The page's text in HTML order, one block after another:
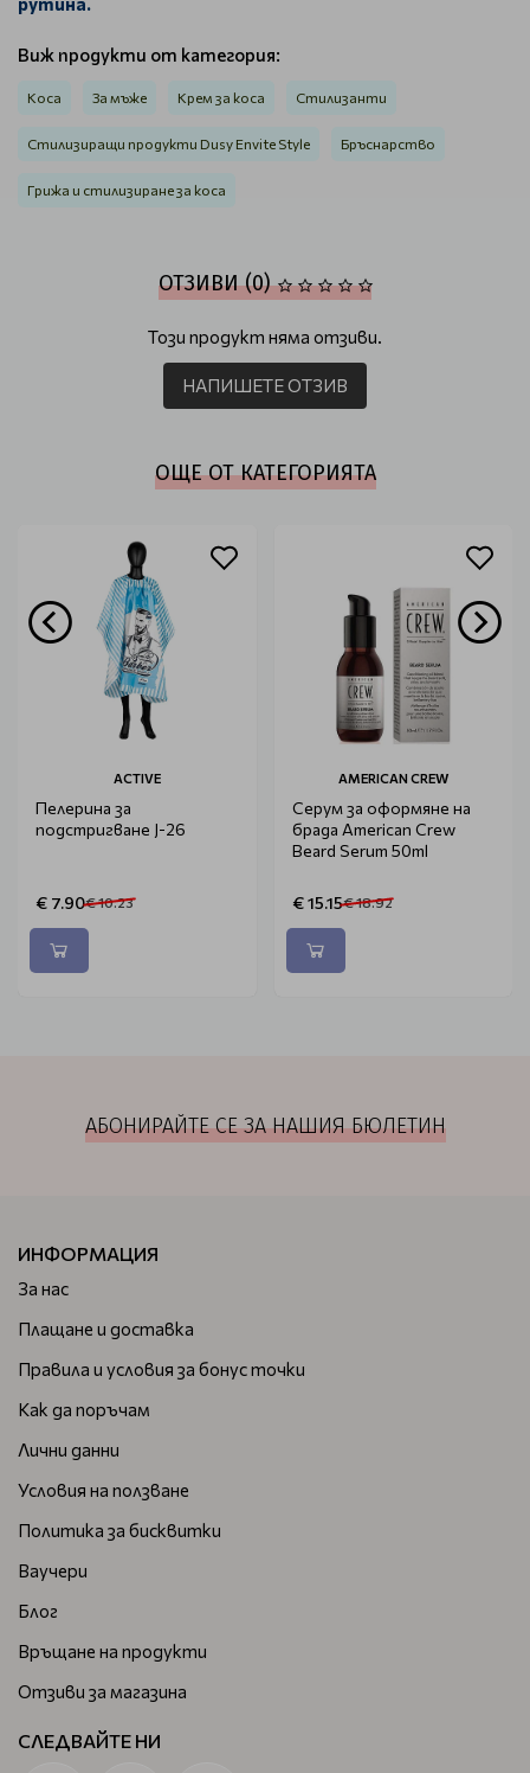
Виж продукти от категория:
Коса За мъже Крем за коса Стилизанти
Стилизиращи продукти Dusy Envite Style Бръснарство
Грижа и стилизиране за коса
ОТЗИВИ (0)
Този продукт няма отзиви.
НАПИШЕТЕ ОТЗИВ
ОЩЕ ОТ КАТЕГОРИЯТА
ACTIVE
Пелерина за
подстригване J-26
€ 7.90€ 10.23
AMERICAN CREW
Серум за оформяне на
брада American Crew
Beard Serum 50ml
€ 15.15€ 18.92
АБОНИРАЙТЕ СЕ ЗА НАШИЯ БЮЛЕТИН
ИНФОРМАЦИЯ
За нас
Плащане и доставка
Правила и условия за бонус точки
Как да поръчам
Лични данни
Условия на ползване
Политика за бисквитки
Ваучери
Блог
Връщане на продукти
Отзиви за магазина
СЛЕДВАЙТЕ НИ